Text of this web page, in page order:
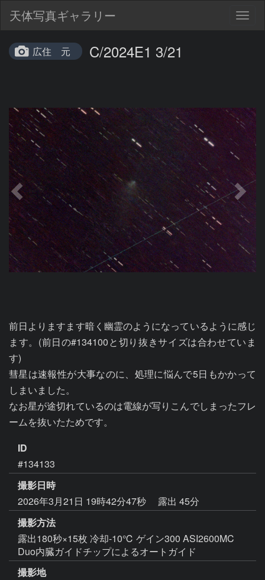
天体写真ギャラリー
広住 元 C/2024E1 3/21
前日よりますます暗く幽霊のようになっているように感じ
ます。(前日の#134100と切り抜きサイズは合わせていま
す)
彗星は速報性が大事なのに、処理に悩んで5日もかかって
しまいました。
なお星が途切れているのは電線が写りこんでしまったフレ
ームを抜いたためです。
ID
#134133
撮影日時
2026年3月21日 19時42分47秒
露出 45分
撮影方法
露出180秒×15枚 冷却-10℃ ゲイン300 ASI2600MC
Duo内臓ガイドチップによるオートガイド
撮影地